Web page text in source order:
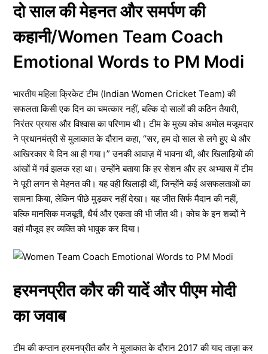
दो साल की मेहनत और समर्पण की
कहानी/Women Team Coach
Emotional Words to PM Modi
भारतीय महिला क्रिकेट टीम (Indian Women Cricket Team) की
सफलता किसी एक दिन का चमत्कार नहीं, बल्कि दो सालों की कठिन तैयारी,
निरंतर प्रयास और विश्वास का परिणाम थी। टीम के मुख्य कोच अमोल मजूमदार
ने प्रधानमंत्री से मुलाकात के दौरान कहा, “सर, हम दो साल से लगे हुए थे और
आखिरकार ये दिन आ ही गया।” उनकी आवाज़ में भावना थी, और खिलाड़ियों की
आंखों में गर्व झलक रहा था। उन्होंने बताया कि हर सेशन और हर अभ्यास में टीम
ने पूरी लगन से मेहनत की। यह वही खिलाड़ी थीं, जिन्होंने कई असफलताओं का
सामना किया, लेकिन पीछे मुड़कर नहीं देखा। यह जीत सिर्फ मैदान की नहीं,
बल्कि मानसिक मजबूती, धैर्य और एकता की भी जीत थी। कोच के इन शब्दों ने
वहां मौजूद हर व्यक्ति को भावुक कर दिया।
हरमनप्रीत कौर की यादें और पीएम मोदी
का जवाब
टीम की कप्तान हरमनप्रीत कौर ने मुलाकात के दौरान 2017 की याद ताज़ा कर